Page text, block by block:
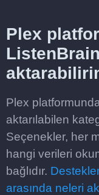
Plex
Plex
aktarılabilen
Seçenekler, her
hangi verileri
bağlıdır.
arasında neleri